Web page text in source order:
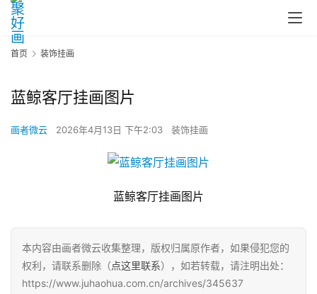
首页 装饰挂画
蓝鲸客厅挂画图片
画者微云 2026年4月13日 下午2:03 装饰挂画
蓝鲸客厅挂画图片
本内容由画者微云收集整理，版权归属原作者，如果侵犯您的
权利，请联系删除（点这里联系），如若转载，请注明出处：
https://www.juhaohua.com.cn/archives/345637